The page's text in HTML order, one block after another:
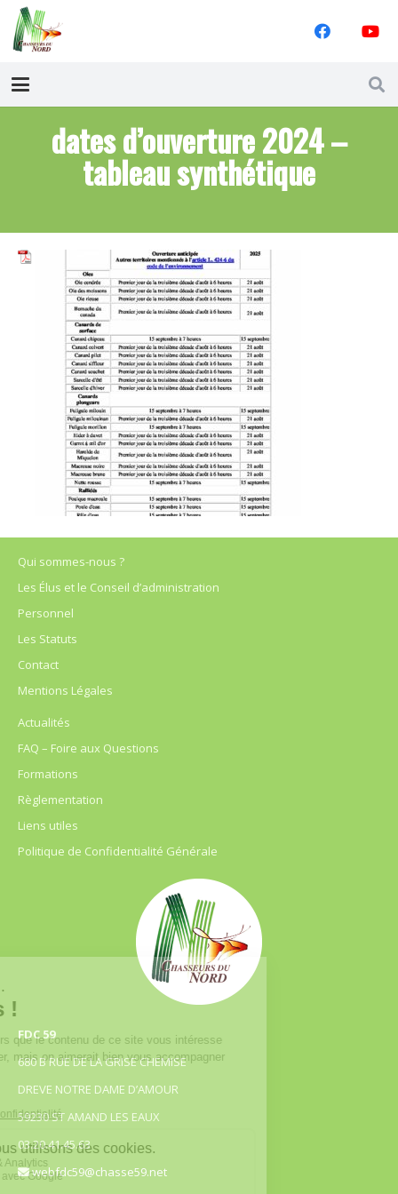
dates d’ouverture 2024 –
tableau synthétique
Qui sommes-nous ?
Les Élus et le Conseil d’administration
Personnel
Les Statuts
Contact
Mentions Légales
Actualités
FAQ – Foire aux Questions
Formations
Règlementation
Liens utiles
Politique de Confidentialité Générale
FDC 59
680 B RUE DE LA GRISE CHEMISE
DREVE NOTRE DAME D’AMOUR
59230 ST AMAND LES EAUX
03.20.41.45.63
webfdc59@chasse59.net